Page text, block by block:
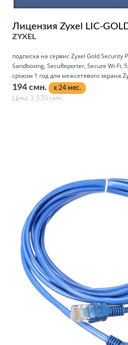
Лицензия Zyxel LIC-
ZYXEL
подписка на сервис Zyxel Gold Security
Sandboxing, SecuReporter, Secure Wi-Fi,
сроком 1 год для межсетевого экрана
194 смн.
x 24 мес.
Цена 3 570 смн.